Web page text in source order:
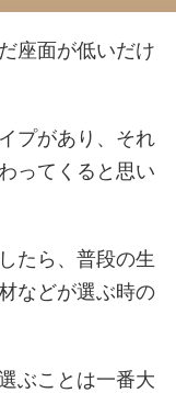
座面が低いだけ
プがあり、それ
ってくると思い
たら、普段の生
などが選ぶ時の
ぶことは一番大